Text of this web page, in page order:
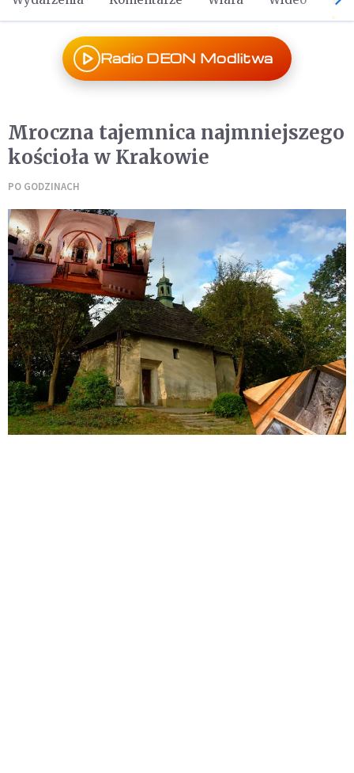
Radio DEON Modlitwa
Mroczna tajemnica najmniejszego
kościoła w Krakowie
PO GODZINACH